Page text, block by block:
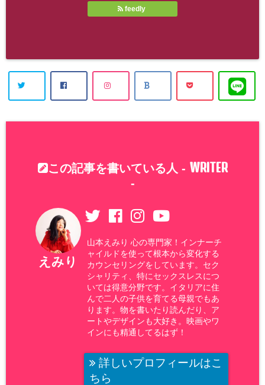
feedly
この記事を書いている人 - WRITER
-
えみり
山本えみり 心の専門家！インナーチ
ャイルドを使って根本から変化する
カウンセリングをしています。セク
シャリティ、特にセックスレスにつ
いては得意分野です。イタリアに住
んで二人の子供を育てる母親でもあ
ります。物を書いたり読んだり、ア
ートやデザインも大好き。映画やワ
インにも精通してるはず！
詳しいプロフィールはこ
ちら